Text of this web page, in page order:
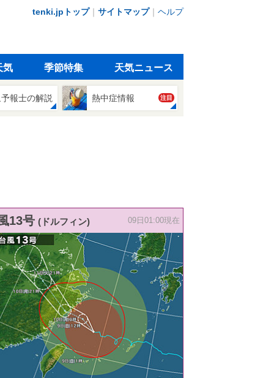
tenki.jpトップ｜ サイトマップ｜ ヘルプ
気 季節特集 天気ニュース
報士の解説 熱中症情報 注目
13号 (ドルフィン) 09日01:00現在